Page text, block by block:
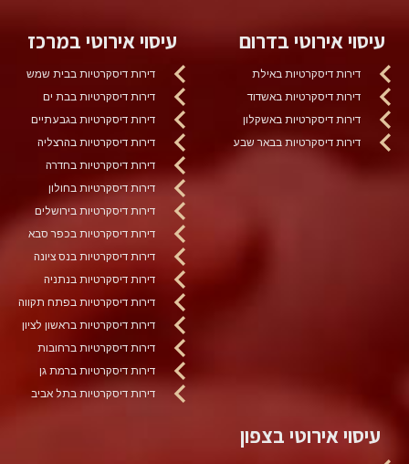
עיסוי אירוטי בדרום
דירות דיסקרטיות באילת
דירות דיסקרטיות באשדוד
דירות דיסקרטיות באשקלון
דירות דיסקרטיות בבאר שבע
עיסוי אירוטי במרכז
דירות דיסקרטיות בבית שמש
דירות דיסקרטיות בבת ים
דירות דיסקרטיות בגבעתיים
דירות דיסקרטיות בהרצליה
דירות דיסקרטיות בחדרה
דירות דיסקרטיות בחולון
דירות דיסקרטיות בירושלים
דירות דיסקרטיות בכפר סבא
דירות דיסקרטיות בנס ציונה
דירות דיסקרטיות בנתניה
דירות דיסקרטיות בפתח תקווה
דירות דיסקרטיות בראשון לציון
דירות דיסקרטיות ברחובות
דירות דיסקרטיות ברמת גן
דירות דיסקרטיות בתל אביב
עיסוי אירוטי בצפון